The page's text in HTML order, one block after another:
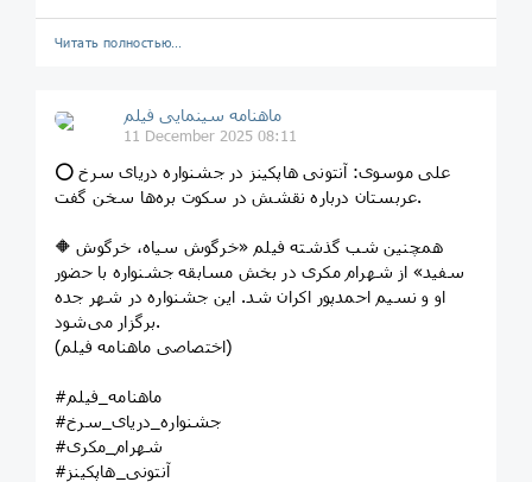
Читать полностью…
ماهنامه سینمایی فیلم
11 December 2025 08:11
⭕️ علی موسوی: آنتونی هاپکینز در جشنواره دریای سرخ
عربستان درباره نقشش در سکوت بره‌ها سخن گفت.
🔶 همچنین شب گذشته فیلم‌ «خرگوش سیاه، خرگوش
سفید» از شهرام مکری در بخش مسابقه جشنواره با حضور
او و نسیم احمدپور اکران شد. این جشنواره در شهر جده
برگزار می‌شود.
(اختصاصی ماهنامه فیلم)
#ماهنامه_فیلم
#جشنواره_دریای_سرخ
#شهرام_مکری
#آنتونی_هاپکینز